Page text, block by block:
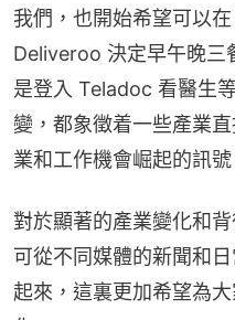
我們，也開始希望可以
Deliveroo 決定早午晚
是登入 Teladoc 看醫生
變，都象徵着一些產業
業和工作機會崛起的訊號
對於顯著的產業變化和
可從不同媒體的新聞和
起來，這裏更加希望為